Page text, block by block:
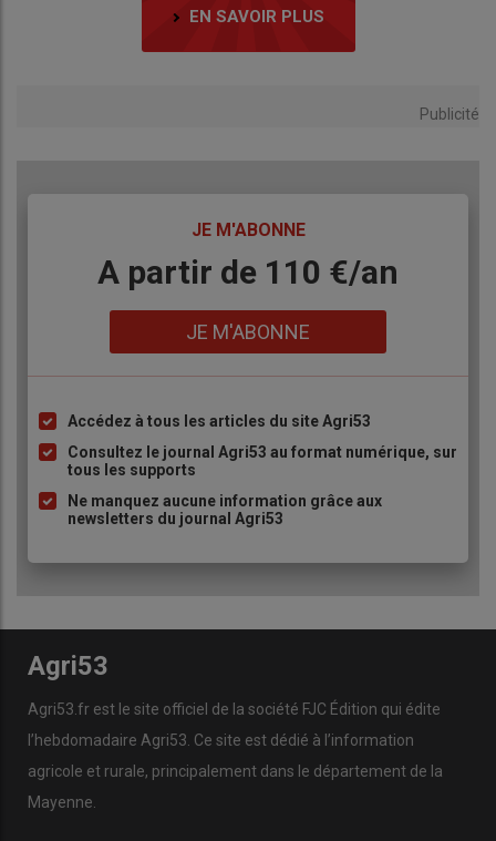
EN SAVOIR PLUS
Publicité
JE M'ABONNE
BodyA partir de 110 €/an
JE M'ABONNE
Liste
à
puce
Accédez à tous les articles du site Agri53
Consultez le journal Agri53 au format numérique, sur
tous les supports
Ne manquez aucune information grâce aux
newsletters du journal Agri53
Agri53
Agri53.fr est le site officiel de la société FJC Édition qui édite
l’hebdomadaire Agri53. Ce site est dédié à l’information
agricole et rurale, principalement dans le département de la
Mayenne.